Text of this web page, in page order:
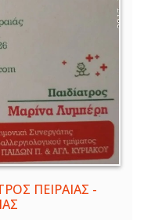
ΠΕΙΡΑΙΑΣ -